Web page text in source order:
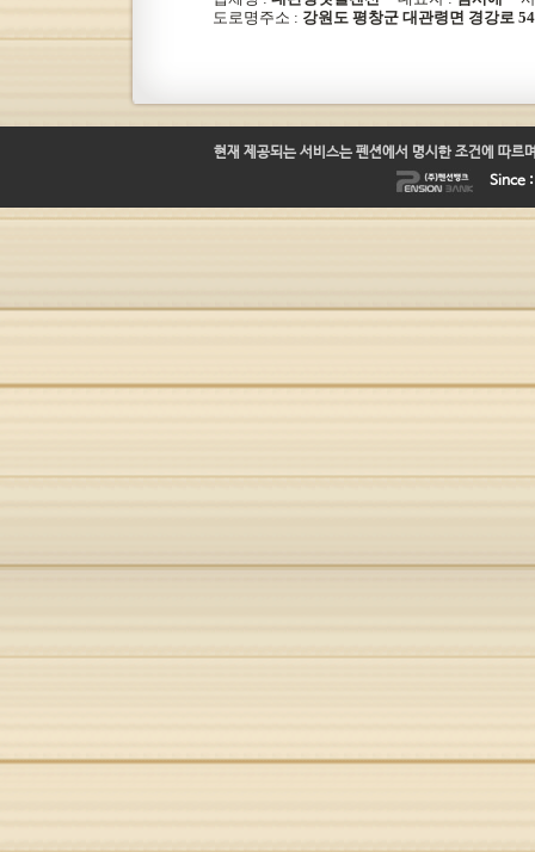
도로명주소 : 강원도 평창군 대관령면 경강로
현재 제공되는 서비스는 펜션에서 명시한 조건에 따르
Since